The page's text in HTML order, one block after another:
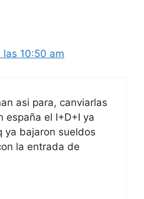
10:50 am
asi para, canviarlas
españa el I+D+I ya
ya bajaron sueldos
la entrada de